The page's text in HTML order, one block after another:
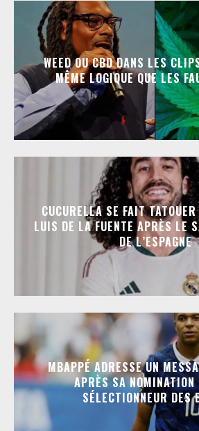
WEED OU CBD DANS LES
MÊME LOGIQUE QUE LES
CUCURELLA SE FAIT
LUIS DE LA FUENTE APRÈS LE
DE L’ESPAGNE
MBAPPÉ ADRESSE UN
APRÈS SA NOMINATION
SÉLECTIONNEUR DES